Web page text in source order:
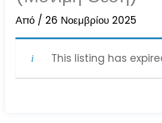
Από / 26 Νοεμβρίου 2025
This listing has